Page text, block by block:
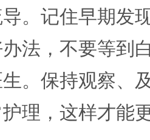
。记住早期发
法，不要等到
。保持观察、
理，这样才能